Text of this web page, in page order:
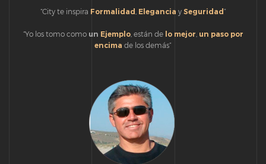
“City te inspira Formalidad Elegancia y Seguridad”
“Yo los tomo como un Ejemplo, están de lo mejor un paso por
encima de los demás”